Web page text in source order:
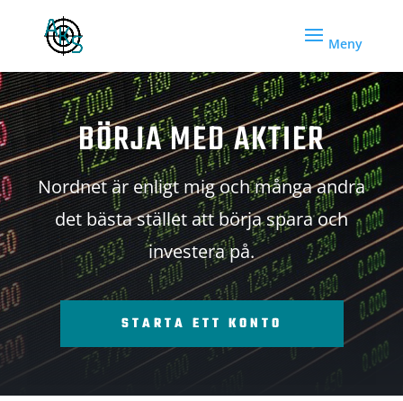
BÖRJA MED AKTIER
Nordnet är enligt mig och många andra
det bästa stället att börja spara och
investera på.
STARTA ETT KONTO